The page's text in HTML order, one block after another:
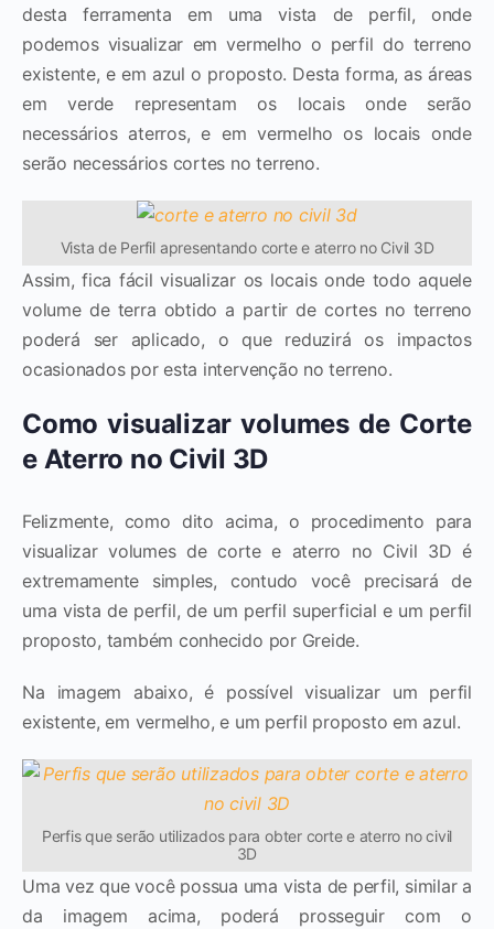
desta ferramenta em uma vista de perfil, onde
podemos visualizar em vermelho o perfil do terreno
existente, e em azul o proposto. Desta forma, as áreas
em verde representam os locais onde serão
necessários aterros, e em vermelho os locais onde
serão necessários cortes no terreno.
Vista de Perfil apresentando corte e aterro no Civil 3D
Assim, fica fácil visualizar os locais onde todo aquele
volume de terra obtido a partir de cortes no terreno
poderá ser aplicado, o que reduzirá os impactos
ocasionados por esta intervenção no terreno.
Como visualizar volumes de Corte
e Aterro no Civil 3D
Felizmente, como dito acima, o procedimento para
visualizar volumes de corte e aterro no Civil 3D é
extremamente simples, contudo você precisará de
uma vista de perfil, de um perfil superficial e um perfil
proposto, também conhecido por Greide.
Na imagem abaixo, é possível visualizar um perfil
existente, em vermelho, e um perfil proposto em azul.
Perfis que serão utilizados para obter corte e aterro no civil
3D
Uma vez que você possua uma vista de perfil, similar a
da imagem acima, poderá prosseguir com o